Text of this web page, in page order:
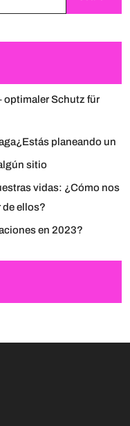
optimaler Schutz für
planeando un
sitio
vidas: ¿Cómo nos
de ellos?
en 2023?